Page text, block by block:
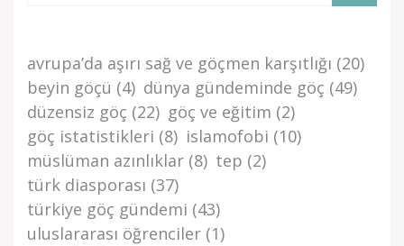
avrupa’da aşiri sağ ve göçmen karşitliği (20)
beyi̇n göçü (4) dünya gündemi̇nde göç (49)
düzensi̇z göç (22) göç ve eği̇ti̇m (2)
göç i̇stati̇sti̇kleri̇ (8) islamofobi (10)
müslüman azınlıklar (8) tep (2)
türk di̇asporasi (37)
türki̇ye göç gündemi̇ (43)
uluslararası öğrenciler (1)